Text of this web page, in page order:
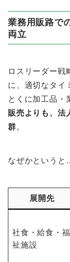
業務用販路で
両立
ロスリーダー戦
に、適切なタイ
とくに加工品・
販売よりも、法
群。
なぜかというと
展開先
社食・給食・福
祉施設